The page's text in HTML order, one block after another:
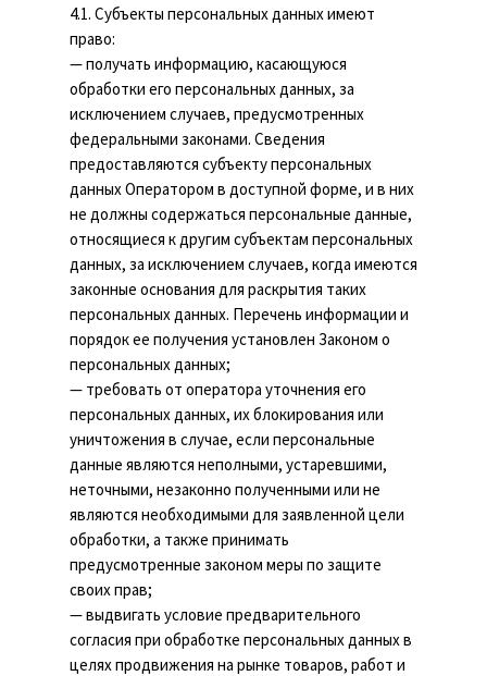
4.1. Субъекты персональных данных имеют
право:
— получать информацию, касающуюся
обработки его персональных данных, за
исключением случаев, предусмотренных
федеральными законами. Сведения
предоставляются субъекту персональных
данных Оператором в доступной форме, и в них
не должны содержаться персональные данные,
относящиеся к другим субъектам персональных
данных, за исключением случаев, когда имеются
законные основания для раскрытия таких
персональных данных. Перечень информации и
порядок ее получения установлен Законом о
персональных данных;
— требовать от оператора уточнения его
персональных данных, их блокирования или
уничтожения в случае, если персональные
данные являются неполными, устаревшими,
неточными, незаконно полученными или не
являются необходимыми для заявленной цели
обработки, а также принимать
предусмотренные законом меры по защите
своих прав;
— выдвигать условие предварительного
согласия при обработке персональных данных в
целях продвижения на рынке товаров, работ и